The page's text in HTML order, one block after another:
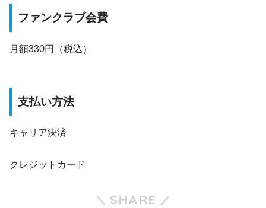
ファンクラブ会費
月額330円（税込）
支払い方法
キャリア決済
クレジットカード
SHARE